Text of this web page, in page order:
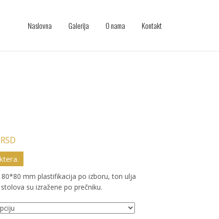
Naslovna Galerija O nama Kontakt
RSD
mm plastifikacija po izboru, ton ulja
su izražene po prečniku.